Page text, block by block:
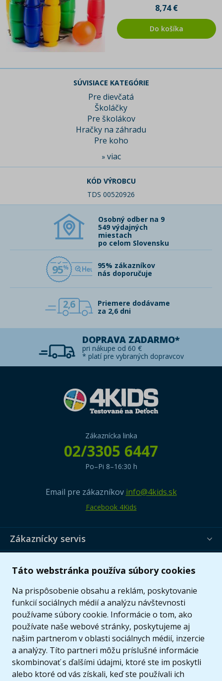
Táto webstránka používa súbory cookies
Na prispôsobenie obsahu a reklám, poskytovanie
funkcií sociálnych médií a analýzu návštevnosti
používame súbory cookie. Informácie o tom, ako
používate naše webové stránky, poskytujeme aj
našim partnerom v oblasti sociálnych médií, inzercie
a analýzy. Títo partneri môžu príslušné informácie
skombinovať s ďalšími údajmi, ktoré ste im poskytli
alebo ktoré od vás získali, keď ste používali ich
8,74 €
Do košíka
SÚVISIACE KATEGÓRIE
Pre dievčatá
Školáčky
Pre školákov
Hračky na záhradu
Pre koho
» viac
KÓD VÝROBCU
TDS 00520926
Osobný odber na 9
549 výdajných
miestach
po celom Slovensku
95
95% zákazníkov
nás doporučuje
2,6
Priemere dodávame
za 2,6 dni
DOPRAVA ZADARMO*
pri nákupe od 60 €
* platí pre vybraných dopravcov
Zákaznícka linka
02/3305 6447
Po–Pi 8–16:30 h
Email pre zákazníkov info@4kids.sk
Facebook 4Kids
Zákaznícky servis